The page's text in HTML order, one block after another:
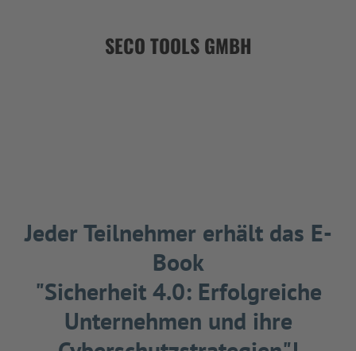
SECO TOOLS GMBH
Jeder Teilnehmer erhält das E-
Book
"Sicherheit 4.0: Erfolgreiche
Unternehmen und ihre